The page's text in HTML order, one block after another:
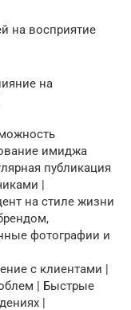
на восприятие
на
имиджа
публикация
|
на стиле жизни
фотографии и
с клиентами |
| Быстрые
|